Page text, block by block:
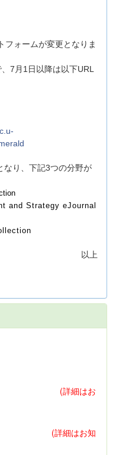
フォームが変更となりま
7月1日以降は以下URL
なり、下記3つの分野が
and Strategy eJournal
以上
(詳細はお
(詳細はお知